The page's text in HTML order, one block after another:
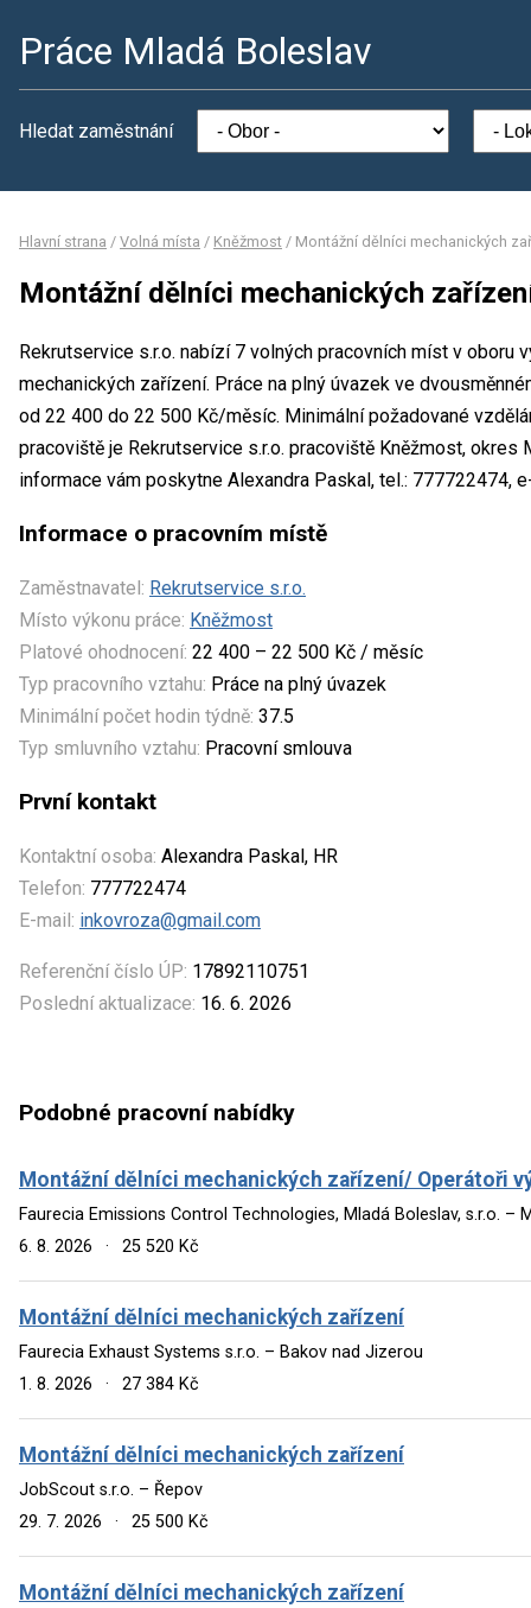
Práce Mladá Boleslav
Hledat zaměstnání
Hlavní strana / Volná místa / Kněžmost / Montážní dělníci mechanických
Montážní dělníci mechanických
Rekrutservice s.r.o. nabízí 7 volných pracovních míst v oboru
mechanických zařízení. Práce na plný úvazek ve
od 22 400 do 22 500 Kč/měsíc. Minimální požadované
pracoviště je Rekrutservice s.r.o. pracoviště Kněžmost, okres
informace vám poskytne Alexandra Paskal, tel.: 777722474,
Informace o pracovním místě
Zaměstnavatel: Rekrutservice s.r.o.
Místo výkonu práce: Kněžmost
Platové ohodnocení: 22 400 – 22 500 Kč / měsíc
Typ pracovního vztahu: Práce na plný úvazek
Minimální počet hodin týdně: 37.5
Typ smluvního vztahu: Pracovní smlouva
První kontakt
Kontaktní osoba: Alexandra Paskal, HR
Telefon: 777722474
E-mail: inkovroza@gmail.com
Referenční číslo ÚP: 17892110751
Poslední aktualizace: 16. 6. 2026
Podobné pracovní nabídky
Montážní dělníci mechanických zařízení/ Operátoři
Faurecia Emissions Control Technologies, Mladá Boleslav, s.r.o. –
6. 8. 2026
· 25 520 Kč
Montážní dělníci mechanických zařízení
Faurecia Exhaust Systems s.r.o. – Bakov nad Jizerou
1. 8. 2026
· 27 384 Kč
Montážní dělníci mechanických zařízení
JobScout s.r.o. – Řepov
29. 7. 2026
· 25 500 Kč
Montážní dělníci mechanických zařízení